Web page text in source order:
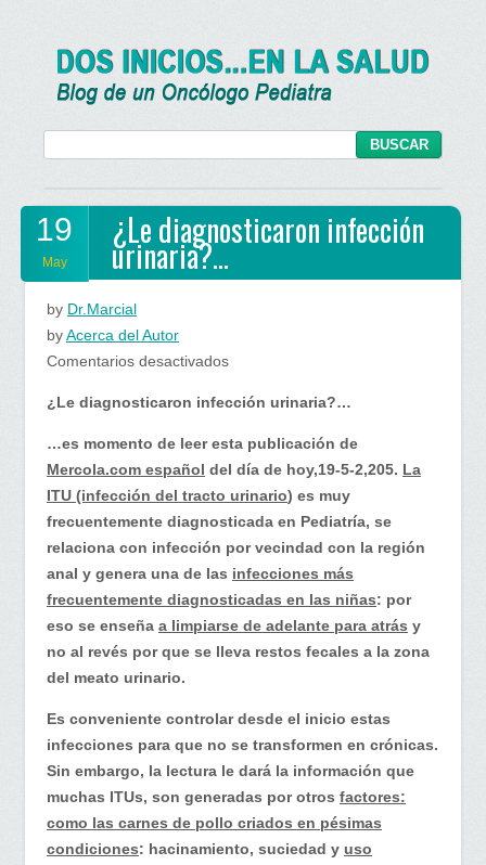
19
May
¿Le diagnosticaron infección
urinaria?…
by Dr.Marcial
byAcerca del Autor
Comentarios desactivadosen
diagnosticaron
infección
urinaria?…
¿Le diagnosticaron infección urinaria?…
…es momento de leer esta publicación de
Mercola.com español del día de hoy,19-5-2,205. La
ITU (infección del tracto urinario) es muy
frecuentemente diagnosticada en Pediatría, se
relaciona con infección por vecindad con la región
anal y genera una de las infecciones más
frecuentemente diagnosticadas en las niñas: por
eso se enseña a limpiarse de adelante para atrás y
no al revés por que se lleva restos fecales a la zona
del meato urinario.
Es conveniente controlar desde el inicio estas
infecciones para que no se transformen en crónicas.
Sin embargo, la lectura le dará la información que
muchas ITUs, son generadas por otros factores:
como las carnes de pollo criados en pésimas
condiciones: hacinamiento, suciedad y uso